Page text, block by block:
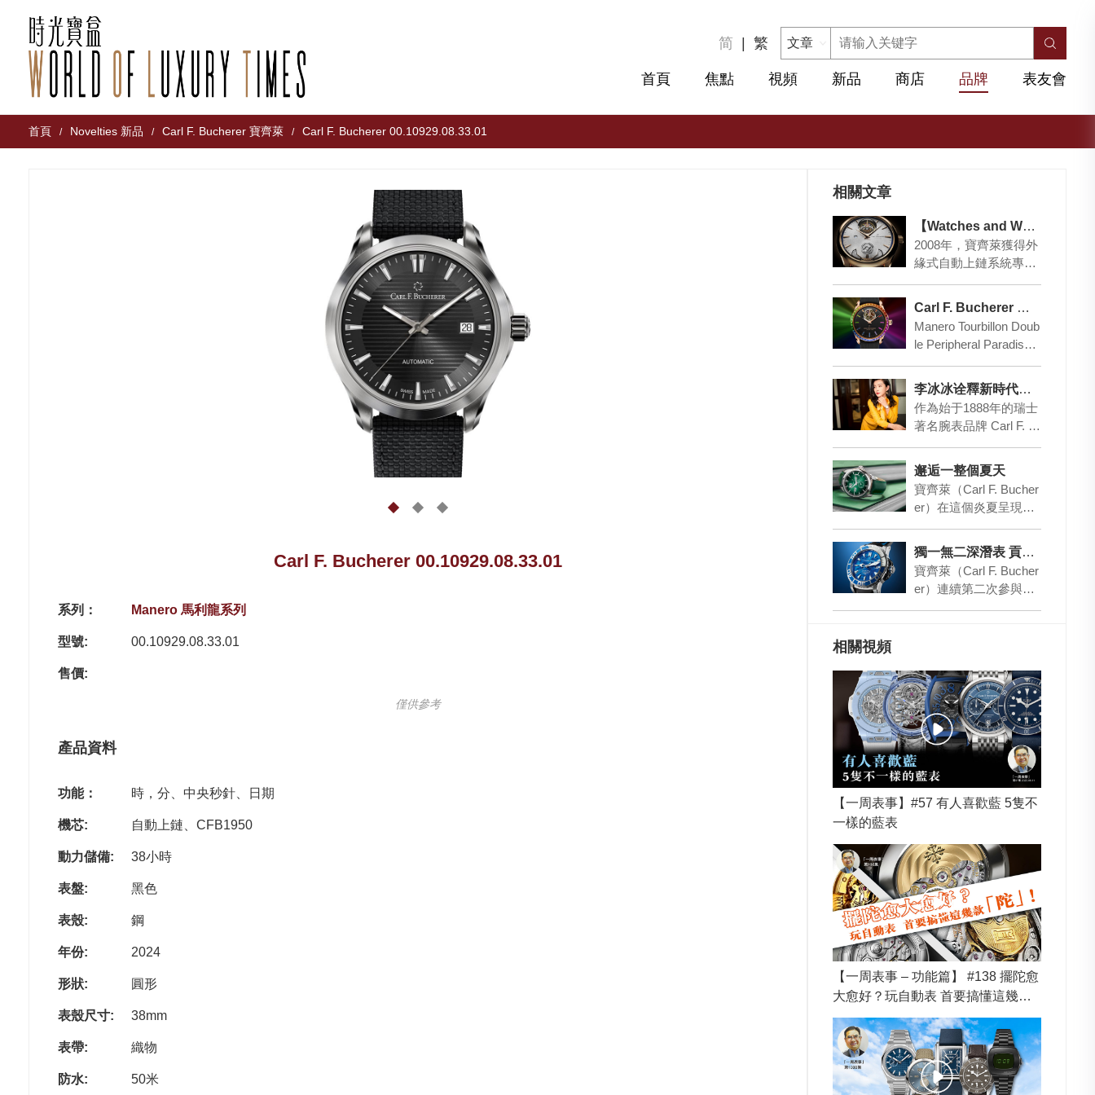
简 | 繁
首頁 焦點 視頻 新品 商店 品牌 表友會
首頁 / Novelties 新品 / Carl F. Bucherer 寶齊萊 / Carl F. Bucherer 00.10929.08.33.01
Carl F. Bucherer 00.10929.08.33.01
系列： Manero 馬利龍系列
型號: 00.10929.08.33.01
售價:
僅供參考
產品資料
功能： 時，分、中央秒針、日期
機芯: 自動上鏈、CFB1950
動力儲備: 38小時
表盤: 黑色
表殼: 鋼
年份: 2024
形狀: 圓形
表殼尺寸: 38mm
表帶: 織物
防水: 50米
相關文章
【Watches and Wonders 2021】 Carl F. Bucherer 挑戰高難度
2008年，寶齊萊獲得外
緣式自動上鏈系統專
配上甚麽復制功能，…
Carl F. Bucherer 璀璨樂園
Manero Tourbillon Doub
le Peripheral Paradise
李冰冰诠釋新時代女性力量
作為始于1888年的瑞士
著名腕表品牌 Carl F. B
言人，國際影星李…
邂逅一整個夏天
寶齊萊（Carl F. Bucher
er）在這個炎夏呈現兩
第一抹色彩。柏拉維深
潛…
獨一無二深潛表 貢獻慈善力量
寶齊萊（Carl F. Bucher
er）連續第二次參與備
相關視頻
【一周表事】#57 有人喜歡藍 5隻不
一樣的藍表
【一周表事 – 功能篇】 #138 擺陀愈
大愈好？玩自動表 首要搞懂這幾款
「陀」！